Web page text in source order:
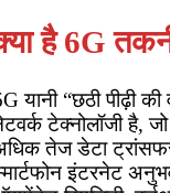
है 6G
यानी “छठी पीढ़ी
टेक्नोलॉजी है,
तेज डेटा
इंटरनेट